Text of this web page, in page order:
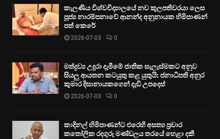
කැලණිය විශ්වවිද්‍යාලයේ නව කුලපතිවරයා ලෙස
පූජ්‍ය නාරම්පනාවේ ආනන්ද අනුනායක හිමිපාණන්
පත් කෙරේ
2026-07-03 0
මත්ද්‍රව්‍ය උදුරා දැමීමේ ජාතික සැලැස්මකට අනුව
සියලු ආයතන කටයුතු කළ යුතුයි: ජනාධිපති අනුර
කුමාර දිසානායකගෙන් දැඩි උපදෙස්
2026-07-03 0
කාදිනල් හිමිපාණන්ට එරෙහි අසත්‍ය ප්‍රචාර
කතෝලික රදගුරු මණ්ඩලය තරයේ හෙළා දකී